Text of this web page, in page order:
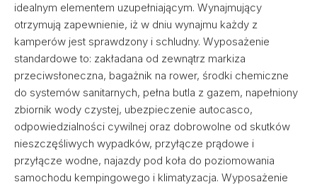
idealnym elementem uzupełniającym. Wynajmujący
otrzymują zapewnienie, iż w dniu wynajmu każdy z
kamperów jest sprawdzony i schludny. Wyposażenie
standardowe to: zakładana od zewnątrz markiza
przeciwsłoneczna, bagażnik na rower, środki chemiczne
do systemów sanitarnych, pełna butla z gazem, napełniony
zbiornik wody czystej, ubezpieczenie autocasco,
odpowiedzialności cywilnej oraz dobrowolne od skutków
nieszczęśliwych wypadków, przyłącze prądowe i
przyłącze wodne, najazdy pod koła do poziomowania
samochodu kempingowego i klimatyzacja. Wyposażenie